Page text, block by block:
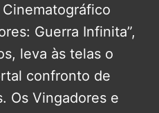
Guerra Infinita”,
leva às telas o
confronto de
Os Vingadores e